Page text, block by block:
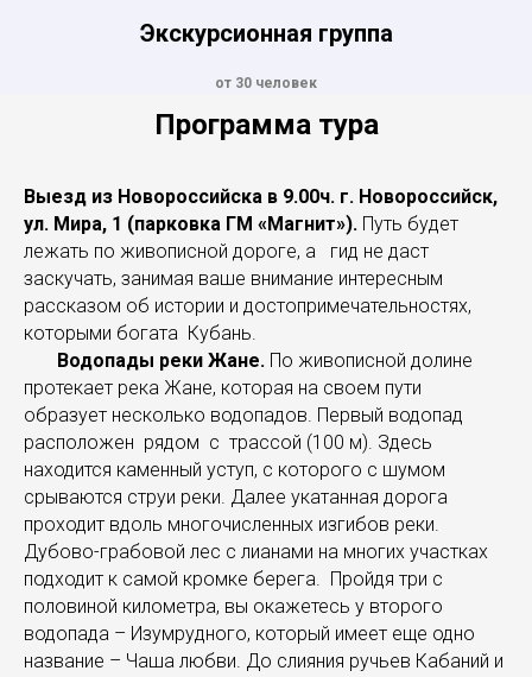
Экскурсионная группа
от 30 человек
Программа тура
Выезд из Новороссийска в 9.00ч. г. Новороссийск,
ул. Мира, 1 (парковка ГМ «Магнит»). Путь будет
лежать по живописной дороге, а гид не даст
заскучать, занимая ваше внимание интересным
рассказом об истории и достопримечательностях,
которыми богата Кубань.
Водопады реки Жане. По живописной долине
протекает река Жане, которая на своем пути
образует несколько водопадов. Первый водопад
расположен рядом с трассой (100 м). Здесь
находится каменный уступ, с которого с шумом
срываются струи реки. Далее укатанная дорога
проходит вдоль многочисленных изгибов реки.
Дубово-грабовой лес с лианами на многих участках
подходит к самой кромке берега. Пройдя три с
половиной километра, вы окажетесь у второго
водопада – Изумрудного, который имеет еще одно
название – Чаша любви. До слияния ручьев Кабаний и